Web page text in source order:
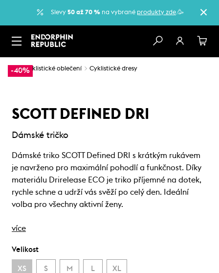
Slevy 50 až 70 % na vybrané produkty zde.🥳
-40%
… Cyklistické oblečení Cyklistické dresy
SCOTT DEFINED DRI
Dámské tričko
Dámské triko SCOTT Defined DRI s krátkým rukávem
je navrženo pro maximální pohodlí a funkčnost. Díky
materiálu Drirelease ECO je triko příjemné na dotek,
rychle schne a udrží vás svěží po celý den. Ideální
volba pro všechny aktivní ženy.
více
Velikost
XS S M L XL